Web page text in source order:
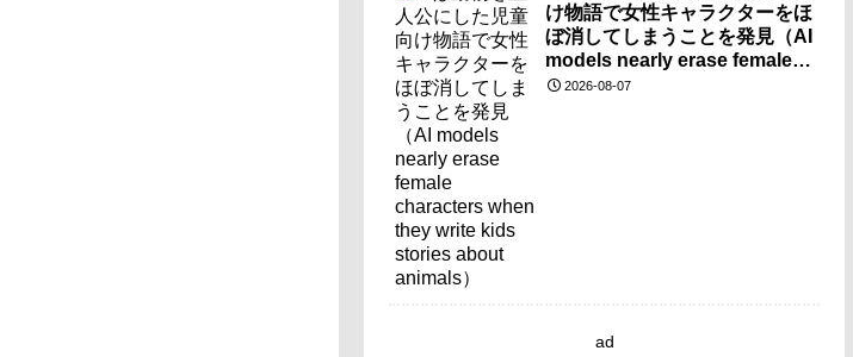
け物語で女性キャラクターをほ
ぼ消してしまうことを発見（AI
models nearly erase female
characters when they write
2026-08-07
ad